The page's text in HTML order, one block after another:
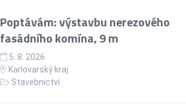
Poptávám: výstavbu nerezového
fasádního komína, 9 m
5. 8. 2026
Karlovarský kraj
Stavebnictví